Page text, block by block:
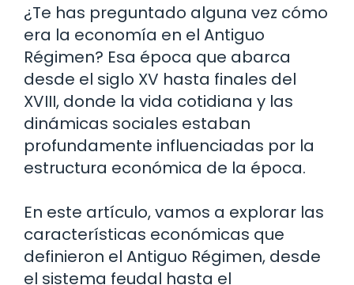
¿Te has preguntado alguna vez cómo
era la economía en el Antiguo
Régimen? Esa época que abarca
desde el siglo XV hasta finales del
XVIII, donde la vida cotidiana y las
dinámicas sociales estaban
profundamente influenciadas por la
estructura económica de la época.
En este artículo, vamos a explorar las
características económicas que
definieron el Antiguo Régimen, desde
el sistema feudal hasta el